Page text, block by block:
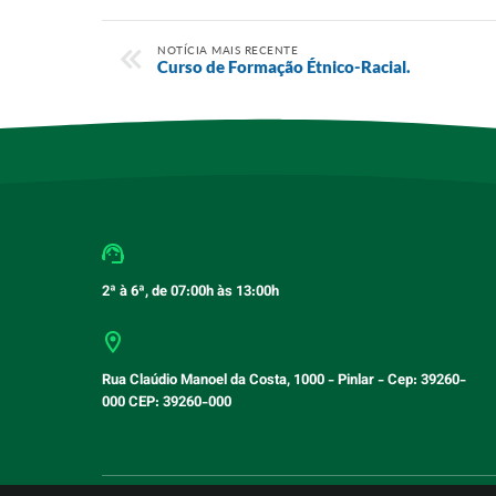
NOTÍCIA MAIS RECENTE
Curso de Formação Étnico-Racial.
2ª à 6ª, de 07:00h às 13:00h
Rua Claúdio Manoel da Costa, 1000 - Pinlar - Cep: 39260-
000 CEP: 39260-000